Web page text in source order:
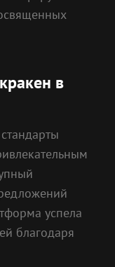
в
успела
благодаря